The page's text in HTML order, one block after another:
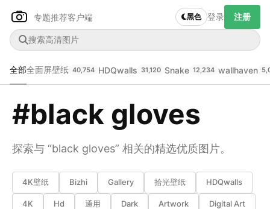
专题推荐客户端 黑色 登录 注册
全部全面屏壁纸 40,754 HDQwalls 31,120 Snake 12,234 wallhaven
#black gloves
探索与 “black gloves” 相关的精选优质图片。
4K壁纸 Bizhi Gallery 拾光壁纸 HDQwalls
4K Hd 通用 Dark Artwork Digital Art
Author Name
@author
下载原图